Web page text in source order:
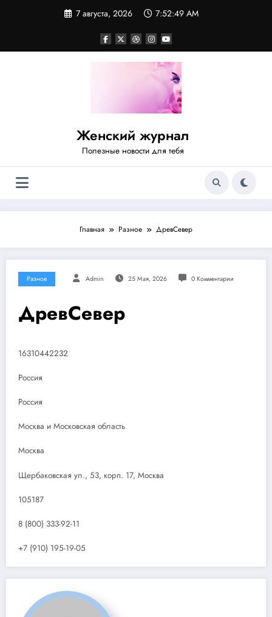
7 августа, 2026 7:52:50 AM
Женский журнал
Полезные новости для тебя
Главная Разное ДревСевер
Разное Admin 25 Мая, 2026 0 Комментарии
ДревСевер
16310442232
Россия
Россия
Москва и Московская область
Москва
Щербаковская ул., 53, корп. 17, Москва
105187
8 (800) 333-92-11
+7 (910) 195-19-05